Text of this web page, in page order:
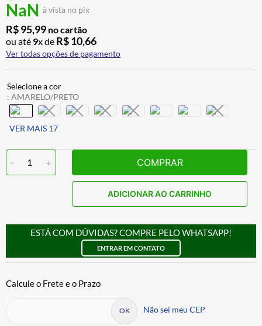
NaN à vista no pix
R$95,99 no cartão
ou até 9x de R$10,66
Ver todas opções de pagamento
: AMARELO/PRETO
VER MAIS 17
- 1 + COMPRAR
ADICIONAR AO CARRINHO
ESTÁ COM DÚVIDAS? COMPRE PELO WHATSAPP!
ENTRAR EM CONTATO
Não sei meu CEP